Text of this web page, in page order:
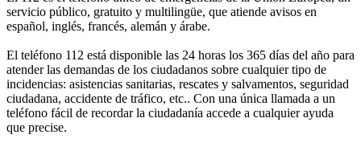
servicio público, gratuito y multilingüe, que atiende avisos en
español, inglés, francés, alemán y árabe.
El teléfono 112 está disponible las 24 horas los 365 días del año para
atender las demandas de los ciudadanos sobre cualquier tipo de
incidencias: asistencias sanitarias, rescates y salvamentos, seguridad
ciudadana, accidente de tráfico, etc.. Con una única llamada a un
teléfono fácil de recordar la ciudadanía accede a cualquier ayuda
que precise.